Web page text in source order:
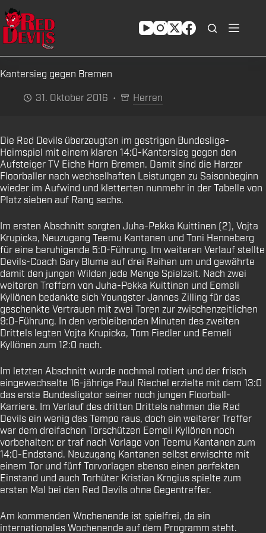
Zum
Inhalt
springen
Kantersieg gegen Bremen
31. Oktober 2016
Herren
Die Red Devils überzeugten im gestrigen Bundesliga-
Heimspiel mit einem klaren 14:0-Kantersieg gegen den
Aufsteiger TV Eiche Horn Bremen. Damit sind die Harzer
Floorballer nach wechselhaften Leistungen zu Saisonbeginn
wieder im Aufwind und kletterten nunmehr in der Tabelle von
Platz sieben auf Rang sechs.
Im ersten Abschnitt sorgten Juha-Pekka Kuittinen (2), Vojta
Krupicka, Neuzugang Teemu Kantanen und Toni Henneberg
für eine beruhigende 5:0-Führung. Im weiteren Verlauf stellte
Devils-Coach Gary Blume auf drei Reihen um und gewährte
damit den jungen Wilden jede Menge Spielzeit. Nach zwei
weiteren Treffern von Juha-Pekka Kuittinen und Eemeli
Kyllönen bedankte sich Youngster Jannes Zilling für das
geschenkte Vertrauen mit zwei Toren zur zwischenzeitlichen
9:0-Führung. In den verbleibenden Minuten des zweiten
Drittels legten Vojta Krupicka, Tom Fiedler und Eemeli
Kyllönen zum 12:0 nach.
Im letzten Abschnitt wurde nochmal rotiert und der frisch
eingewechselte 16-jährige Paul Riechel erzielte mit dem 13:0
das erste Bundesligator seiner noch jungen Floorball-
Karriere. Im Verlauf des dritten Drittels nahmen die Red
Devils ein wenig das Tempo raus, doch ein weiterer Treffer
war dem dreifachen Torschützen Eemeli Kyllönen noch
vorbehalten: er traf nach Vorlage von Teemu Kantanen zum
14:0-Endstand. Neuzugang Kantanen selbst erwischte mit
einem Tor und fünf Torvorlagen ebenso einen perfekten
Einstand und auch Torhüter Kristian Krogius spielte zum
ersten Mal bei den Red Devils ohne Gegentreffer.
Am kommenden Wochenende ist spielfrei, da ein
internationales Wochenende auf dem Programm steht.